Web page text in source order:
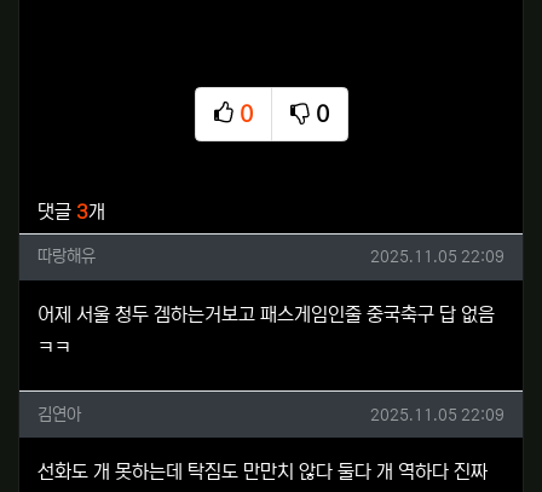
0
추천
0
비추천
댓글 3개
따랑해유님의 댓글
따랑해유 작성일
2025.11.05 22:09
어제 서울 청두 겜하는거보고 패스게임인줄 중국축구 답 없음
ㅋㅋ
김연아님의 댓글
김연아 작성일
2025.11.05 22:09
선화도 개 못하는데 탁짐도 만만치 않다 둘다 개 역하다 진짜